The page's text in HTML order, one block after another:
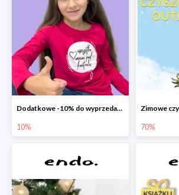
Dodatkowe -10% do wyprzedaży w Endo
10% 70%